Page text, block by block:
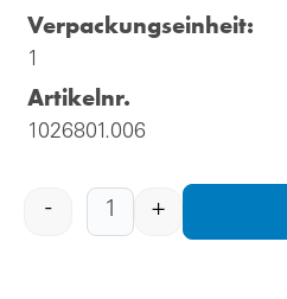
Verpackungseinheit:
1
Artikelnr.
1026801.006
- +